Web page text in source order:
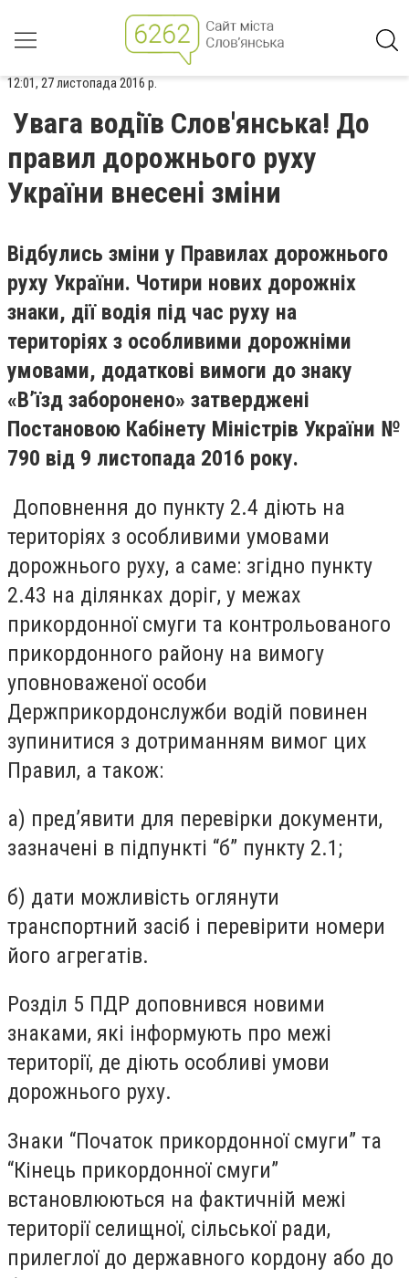
12:01, 27 листопада 2016 р.
Увага водіїв Слов'янська! До
правил дорожнього руху
України внесені зміни
Відбулись зміни у Правилах дорожнього
руху України. Чотири нових дорожніх
знаки, дії водія під час руху на
територіях з особливими дорожніми
умовами, додаткові вимоги до знаку
«В’їзд заборонено» затверджені
Постановою Кабінету Міністрів України №
790 від 9 листопада 2016 року.
Доповнення до пункту 2.4 діють на
територіях з особливими умовами
дорожнього руху, а саме: згідно пункту
2.43 на ділянках доріг, у межах
прикордонної смуги та контрольованого
прикордонного району на вимогу
уповноваженої особи
Держприкордонслужби водій повинен
зупинитися з дотриманням вимог цих
Правил, а також:
а) пред’явити для перевірки документи,
зазначені в підпункті “б” пункту 2.1;
б) дати можливість оглянути
транспортний засіб і перевірити номери
його агрегатів.
Розділ 5 ПДР доповнився новими
знаками, які інформують про межі
території, де діють особливі умови
дорожнього руху.
Знаки “Початок прикордонної смуги” та
“Кінець прикордонної смуги”
встановлюються на фактичній межі
території селищної, сільської ради,
прилеглої до державного кордону або до